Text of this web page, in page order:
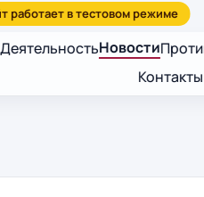
ДеятельностьНовости
Контакты